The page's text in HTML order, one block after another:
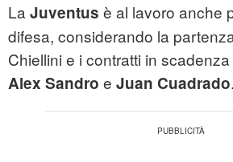
La Juventus è al lavoro anche
difesa, considerando la
Chiellini e i contratti in
Alex Sandro e Juan Cuadrado.